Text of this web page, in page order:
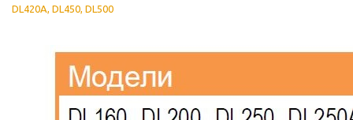
DL420A, DL450, DL500